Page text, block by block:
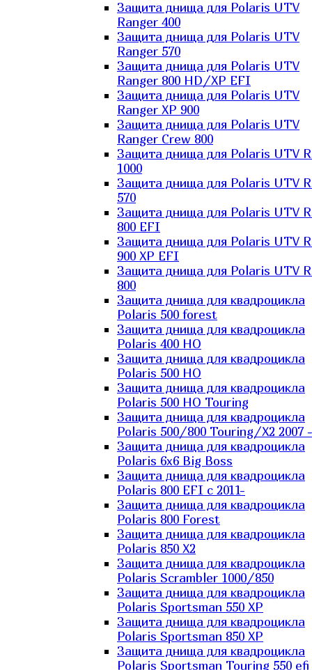
Защита днища для Polaris UTV
Ranger 400
Защита днища для Polaris UTV
Ranger 570
Защита днища для Polaris UTV
Ranger 800 HD/XP EFI
Защита днища для Polaris UTV
Ranger XP 900
Защита днища для Polaris UTV
Ranger Сrew 800
Защита днища для Polaris UTV
1000
Защита днища для Polaris UTV
570
Защита днища для Polaris UTV
800 EFI
Защита днища для Polaris UTV
900 XP EFI
Защита днища для Polaris UTV
800
Защита днища для квадроцикла
Polaris 500 forest
Защита днища для квадроцикла
Polaris 400 HO
Защита днища для квадроцикла
Polaris 500 HO
Защита днища для квадроцикла
Polaris 500 HO Touring
Защита днища для квадроцикла
Polaris 500/800 Touring/X2 2007 -
Защита днища для квадроцикла
Polaris 6х6 Big Boss
Защита днища для квадроцикла
Polaris 800 EFI с 2011-
Защита днища для квадроцикла
Polaris 800 Forest
Защита днища для квадроцикла
Polaris 850 X2
Защита днища для квадроцикла
Polaris Scrambler 1000/850
Защита днища для квадроцикла
Polaris Sportsman 550 XP
Защита днища для квадроцикла
Polaris Sportsman 850 XP
Защита днища для квадроцикла
Polaris Sportsman Touring 550 efi